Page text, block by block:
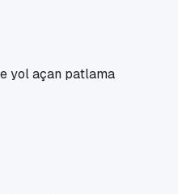
yol açan patlama